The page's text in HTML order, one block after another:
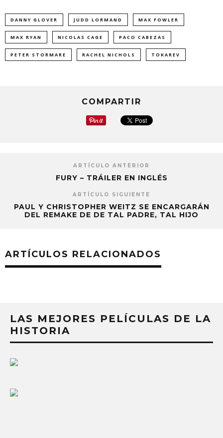
DANNY GLOVER JUDD LORMAND MAX FOWLER
MAX RYAN NICOLAS CAGE PACO CABEZAS
PETER STORMARE RACHEL NICHOLS TOKAREV
COMPARTIR
ARTÍCULO ANTERIOR
FURY – TRÁILER EN INGLÉS
ARTÍCULO SIGUIENTE
PAUL Y CHRISTOPHER WEITZ SE ENCARGARÁN
DEL REMAKE DE DE TAL PADRE, TAL HIJO
ARTÍCULOS RELACIONADOS
LAS MEJORES PELÍCULAS DE LA
HISTORIA